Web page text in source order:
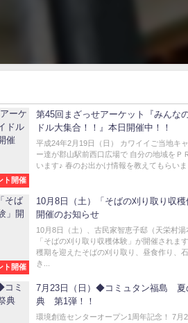
ト開催
第45回まざっせアーケット『みんな
ドル大集合！！』本日開催中！！
平成24年2月19日（日） カワイイご当地キ
ー達が郡山駅前西口広場で 自分の地域をＰ
います♪ 春のお出かけ情報を教えてもらい
ト開催
10月8日（土）「そばの刈り取り収穫
開催のお知らせ
10月8日（土）、古民家智恵子邸（天栄村湯
「そばの刈り取り収穫体験」が開催されま
穫期を迎えたそばの刈り取り、昼食作り、
き...
7月23日（日）◆コミュタン福島 夏
典 第1弾！！
環境創造センターオープン1周年記念！ 7月